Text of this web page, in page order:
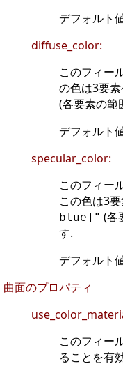
デフォルト
diffuse_color:
このフィー
の色は3要
(各要素の範
デフォルト
specular_color:
このフィー
この色は3
blue]" (各
す.
デフォルト
曲面のプロパティ
このフィー
ることを有